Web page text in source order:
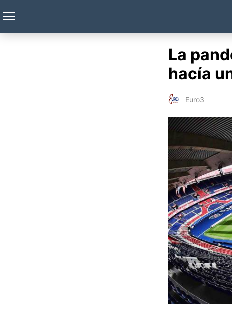
La
hacía
Euro3